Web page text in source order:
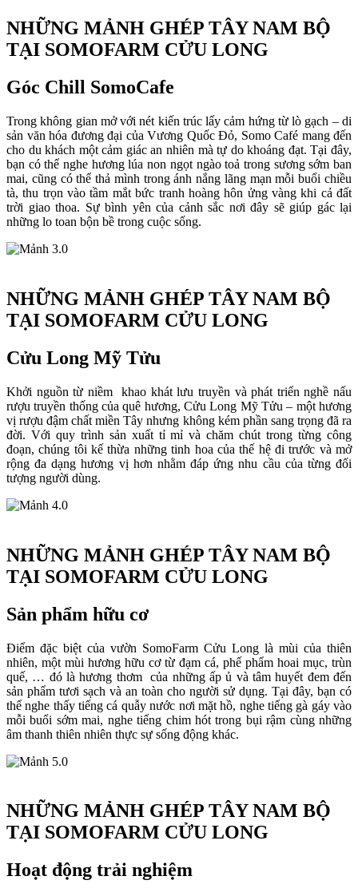
NHỮNG MẢNH GHÉP TÂY NAM BỘ
TẠI SOMOFARM CỬU LONG
Góc Chill SomoCafe
Trong không gian mở với nét kiến trúc lấy cảm hứng từ lò gạch – di
sản văn hóa đương đại của Vương Quốc Đỏ, Somo Café mang đến
cho du khách một cảm giác an nhiên mà tự do khoáng đạt. Tại đây,
bạn có thể nghe hương lúa non ngọt ngào toả trong sương sớm ban
mai, cũng có thể thả mình trong ánh nắng lãng mạn mỗi buổi chiều
tà, thu trọn vào tầm mắt bức tranh hoàng hôn ửng vàng khi cả đất
trời giao thoa. Sự bình yên của cảnh sắc nơi đây sẽ giúp gác lại
những lo toan bộn bề trong cuộc sống.
NHỮNG MẢNH GHÉP TÂY NAM BỘ
TẠI SOMOFARM CỬU LONG
Cửu Long Mỹ Tửu
Khởi nguồn từ niềm khao khát lưu truyền và phát triển nghề nấu
rượu truyền thống của quê hương, Cửu Long Mỹ Tửu – một hương
vị rượu đậm chất miền Tây nhưng không kém phần sang trọng đã ra
đời. Với quy trình sản xuất tỉ mỉ và chăm chút trong từng công
đoạn, chúng tôi kế thừa những tinh hoa của thế hệ đi trước và mở
rộng đa dạng hương vị hơn nhằm đáp ứng nhu cầu của từng đối
tượng người dùng.
NHỮNG MẢNH GHÉP TÂY NAM BỘ
TẠI SOMOFARM CỬU LONG
Sản phẩm hữu cơ
Điểm đặc biệt của vườn SomoFarm Cửu Long là mùi của thiên
nhiên, một mùi hương hữu cơ từ đạm cá, phế phẩm hoai mục, trùn
quế, … đó là hương thơm của những ấp ủ và tâm huyết đem đến
sản phẩm tươi sạch và an toàn cho người sử dụng. Tại đây, bạn có
thể nghe thấy tiếng cá quẫy nước nơi mặt hồ, nghe tiếng gà gáy vào
mỗi buổi sớm mai, nghe tiếng chim hót trong bụi rậm cùng những
âm thanh thiên nhiên thực sự sống động khác.
NHỮNG MẢNH GHÉP TÂY NAM BỘ
TẠI SOMOFARM CỬU LONG
Hoạt động trải nghiệm